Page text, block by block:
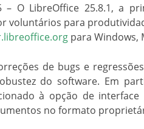
O LibreOffice 25.8.1, a
voluntários para
para Windows,
de bugs e
do software. Em
à opção de
no formato